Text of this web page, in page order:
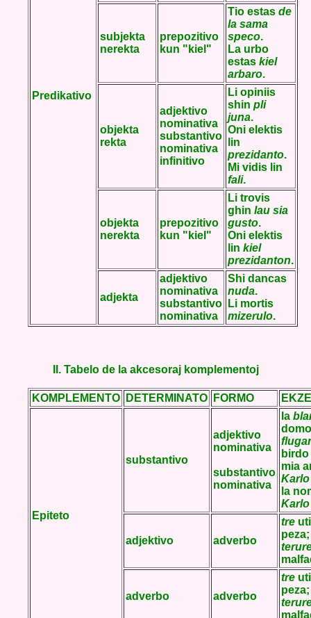
Predikativo
subjekta
nerekta
prepozitivo
kun "kiel"
Tio estas de
la sama
speco.
La urbo
estas kiel
arbaro.
objekta
rekta
adjektivo
nominativa
substantivo
nominativa
infinitivo
Li opiniis
shin pli
juna.
Oni elektis
lin
prezidanto.
Mi vidis lin
fali.
objekta
nerekta
prepozitivo
kun "kiel"
Li trovis
ghin lau sia
gusto.
Oni elektis
lin kiel
prezidanton.
adjekta
adjektivo
nominativa
substantivo
nominativa
Shi dancas
nuda.
Li mortis
mizerulo.
II. Tabelo de la akcesoraj komplementoj
KOMPLEMENTO DETERMINATO FORMO
Epiteto
substantivo
adjektivo
nominativa
substantivo
nominativa
la
domo
birdo
mia
Karlo
la
Karlo
adjektivo adverbo
tre
peza;
adverbo adverbo
tre
peza;